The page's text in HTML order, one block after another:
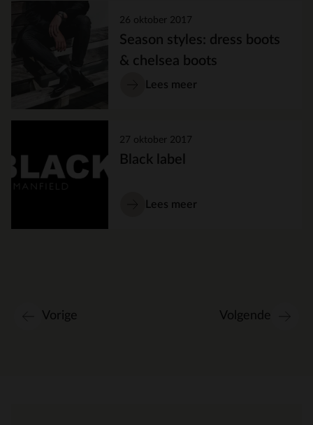
26 oktober 2017
Season styles: dress boots
& chelsea boots
Lees meer
27 oktober 2017
Black label
Lees meer
Vorige Volgende